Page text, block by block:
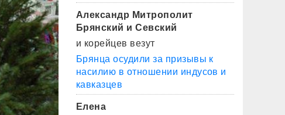
Александр Митрополит
Брянский и Севский
и корейцев везут
Брянца осудили за призывы к
насилию в отношении индусов и
кавказцев
Елена